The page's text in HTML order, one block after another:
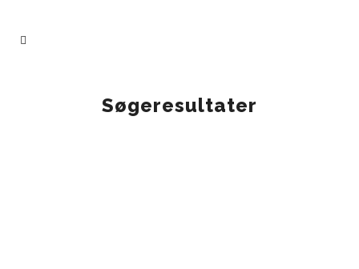
Søgeresultater